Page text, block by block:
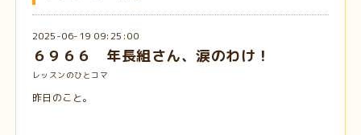
2025-06-19 09:25:00
６９６６ 年長組さん、涙のわけ！
レッスンのひとコマ
昨日のこと。